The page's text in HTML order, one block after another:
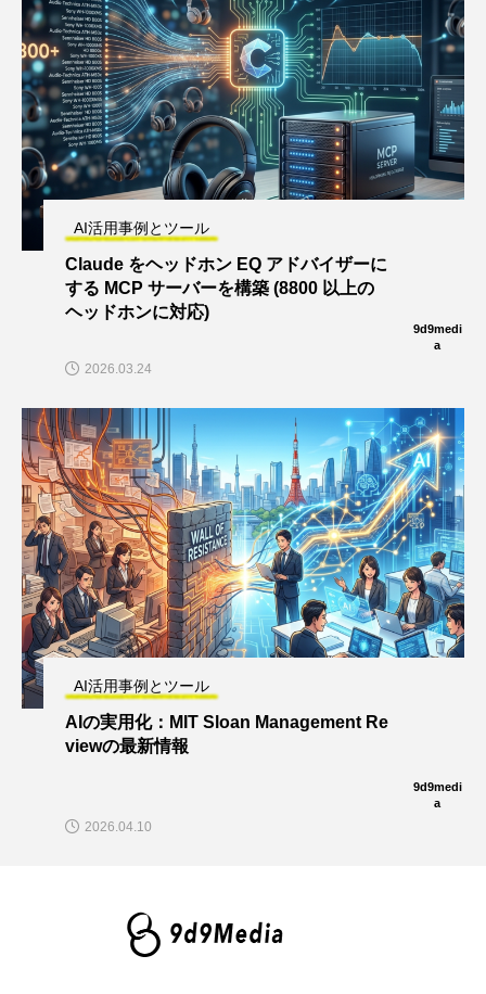
AI活用事例とツール
Claude をヘッドホン EQ アドバイザーに
する MCP サーバーを構築 (8800 以上の
ヘッドホンに対応)
9d9medi
a
2026.03.24
AI活用事例とツール
AIの実用化：MIT Sloan Management Re
viewの最新情報
9d9medi
a
2026.04.10